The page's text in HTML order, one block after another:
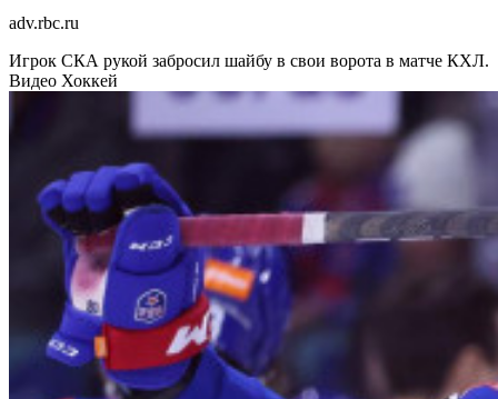
adv.rbc.ru
Игрок СКА рукой забросил шайбу в свои ворота в матче КХЛ.
Видео Хоккей